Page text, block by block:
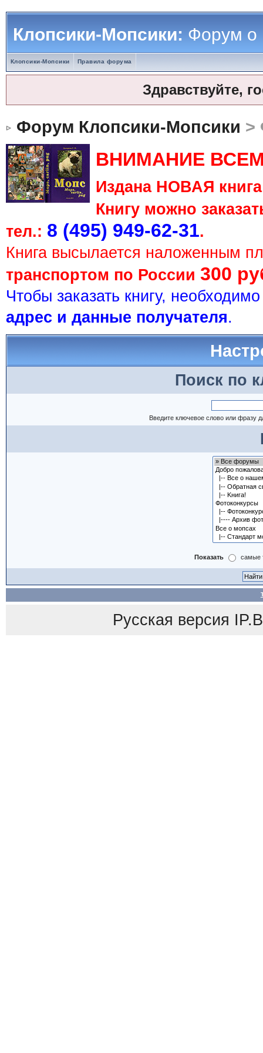
Клопсики-Мопсики:Форум о
Клопсики-Мопсики Правила форума
Здравствуйте,
Форум Клопсики-Мопсики >
ВНИМАНИЕ
Издана НОВАЯ
Книгу можно
тел.: 8 (495) 949-62-31.
Книга высылается наложенным
транспортом по России 300
Чтобы заказать книгу,
адрес и данные получателя.
Поиск по
Введите ключевое слово или фразу
Показать самые
Русская версия